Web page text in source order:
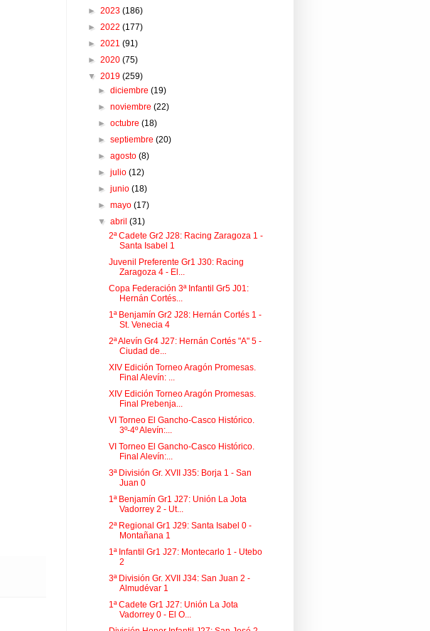
► 2023 (186)
► 2022 (177)
► 2021 (91)
► 2020 (75)
▼ 2019 (259)
►diciembre(19)
►noviembre(22)
►octubre(18)
►septiembre(20)
►agosto(8)
►julio(12)
►junio(18)
►mayo(17)
▼abril(31)
2ª Cadete Gr2 J28: Racing Zaragoza 1 -
Santa Isabel 1
Juvenil Preferente Gr1 J30: Racing
Zaragoza 4 - El...
Copa Federación 3ª Infantil Gr5 J01:
Hernán Cortés...
1ª Benjamín Gr2 J28: Hernán Cortés 1 -
St. Venecia 4
2ª Alevín Gr4 J27: Hernán Cortés "A" 5 -
Ciudad de...
XIV Edición Torneo Aragón Promesas.
Final Alevín: ...
XIV Edición Torneo Aragón Promesas.
Final Prebenja...
VI Torneo El Gancho-Casco Histórico.
3º-4º Alevín:...
VI Torneo El Gancho-Casco Histórico.
Final Alevín:...
3ª División Gr. XVII J35: Borja 1 - San
Juan 0
1ª Benjamín Gr1 J27: Unión La Jota
Vadorrey 2 - Ut...
2ª Regional Gr1 J29: Santa Isabel 0 -
Montañana 1
1ª Infantil Gr1 J27: Montecarlo 1 - Utebo
2
3ª División Gr. XVII J34: San Juan 2 -
Almudévar 1
1ª Cadete Gr1 J27: Unión La Jota
Vadorrey 0 - El O...